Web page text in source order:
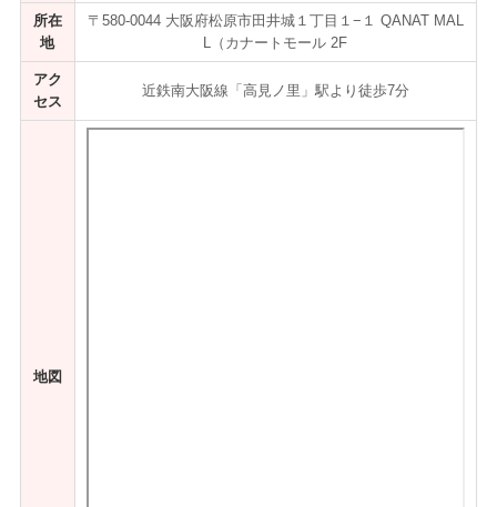
所在
地
〒580-0044 大阪府松原市田井城１丁目１−１ QANAT MAL
L（カナートモール 2F
アク
セス
近鉄南大阪線「高見ノ里」駅より徒歩7分
地図